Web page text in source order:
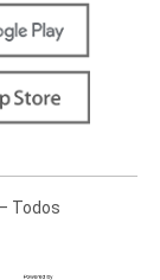
Todos